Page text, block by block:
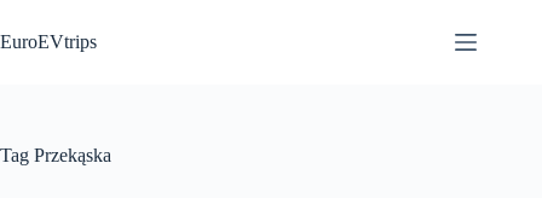
do
treści
EuroEVtrips
Tag Przekąska